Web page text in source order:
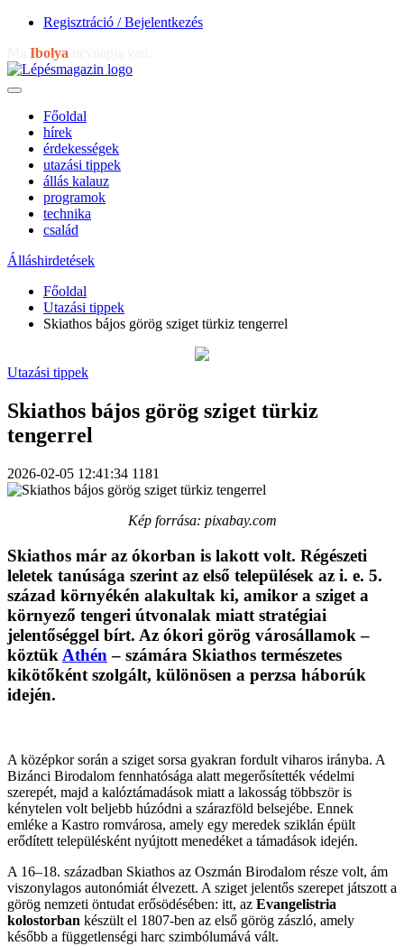
Regisztráció / Bejelentkezés
Ibolya
Főoldal
hírek
érdekességek
utazási tippek
állás kalauz
programok
technika
család
Álláshirdetések
Főoldal
Utazási tippek
Skiathos bájos görög sziget türkiz tengerrel
Utazási tippek
Skiathos bájos görög sziget türkiz
tengerrel
2026-02-05 12:41:34 1181
Kép forrása: pixabay.com
Skiathos már az ókorban is lakott volt. Régészeti
leletek tanúsága szerint az első települések az i. e. 5.
század környékén alakultak ki, amikor a sziget a
környező tengeri útvonalak miatt stratégiai
jelentőséggel bírt. Az ókori görög városállamok –
köztük Athén – számára Skiathos természetes
kikötőként szolgált, különösen a perzsa háborúk
idején.
A középkor során a sziget sorsa gyakran fordult viharos irányba. A
Bizánci Birodalom fennhatósága alatt megerősítették védelmi
szerepét, majd a kalóztámadások miatt a lakosság többször is
kénytelen volt beljebb húzódni a szárazföld belsejébe. Ennek
emléke a Kastro romvárosa, amely egy meredek sziklán épült
erődített településként nyújtott menedéket a támadások idején.
A 16–18. században Skiathos az Oszmán Birodalom része volt, ám
viszonylagos autonómiát élvezett. A sziget jelentős szerepet játszott a
görög nemzeti öntudat erősödésében: itt, az Evangelistria
kolostorban készült el 1807-ben az első görög zászló, amely
később a függetlenségi harc szimbólumává vált.